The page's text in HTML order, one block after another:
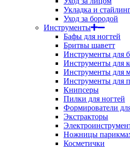
Укладка и
Уход за бородой
Инструменты
Бафы для ногтей
Бритвы шаветт
Инструменты для
Инструменты для
Инструменты для
Инструменты для
Книпсеры
Пилки для ногтей
Формирователи
Экстракторы
Ножницы
Косметички